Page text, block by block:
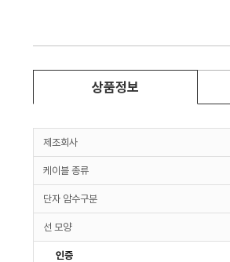
상품정보
제조회사
케이블 종류
단자 암수구분
선 모양
인증